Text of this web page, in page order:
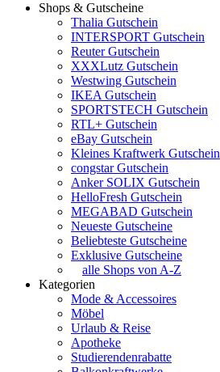
Shops & Gutscheine
Thalia Gutschein
INTERSPORT Gutschein
Reuter Gutschein
XXXLutz Gutschein
Westwing Gutschein
IKEA Gutschein
SPORTSTECH Gutschein
RTL+ Gutschein
eBay Gutschein
Kleines Kraftwerk Gutschein
congstar Gutschein
Anker SOLIX Gutschein
HelloFresh Gutschein
MEGABAD Gutschein
Neueste Gutscheine
Beliebteste Gutscheine
Exklusive Gutscheine
alle Shops von A-Z
Kategorien
Mode & Accessoires
Möbel
Urlaub & Reise
Apotheke
Studierendenrabatte